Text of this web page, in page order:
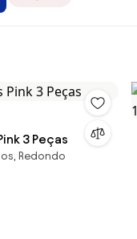
3 Peças
Redondo